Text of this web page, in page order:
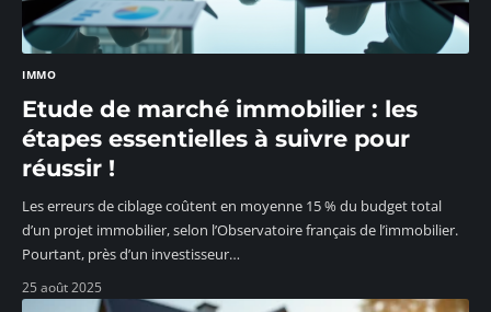
IMMO
Etude de marché immobilier : les
étapes essentielles à suivre pour
réussir !
Les erreurs de ciblage coûtent en moyenne 15 % du budget total
d’un projet immobilier, selon l’Observatoire français de l’immobilier.
Pourtant, près d’un investisseur…
25 août 2025